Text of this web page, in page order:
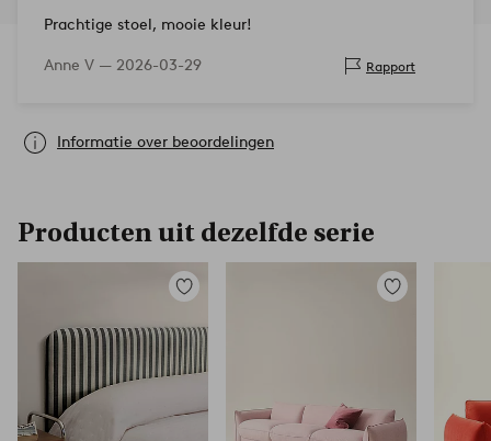
Prachtige stoel, mooie kleur!
Anne V — 2026-03-29 Rapport
Informatie over beoordelingen
Producten uit dezelfde serie
Toevoegen
favorieten
Toevoegen